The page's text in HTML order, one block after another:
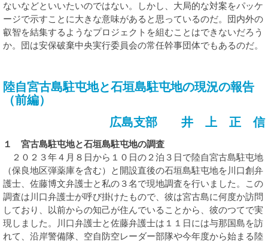
ないなどといいたいのではない。しかし、大局的な対案をパッケ
ージで示すことに大きな意味があると思っているのだ。団内外の
叡智を結集するようなプロジェクトを組むことはできないだろう
か。団は安保破棄中央実行委員会の常任幹事団体でもあるのだ。
陸自宮古島駐屯地と石垣島駐屯地の現況の報告
（前編）
広島支部 井 上 正 信
１ 宮古島駐屯地と石垣島駐屯地の調査
２０２３年４月８日から１０日の２泊３日で陸自宮古島駐屯地
（保良地区弾薬庫を含む）と開設直後の石垣島駐屯地を川口創弁
護士、佐藤博文弁護士と私の３名で現地調査を行いました。この
調査は川口弁護士が呼び掛けたもので、彼は宮古島に何度か訪問
しており、以前からの知己が住んでいることから、彼のつてで実
現しました。川口弁護士と佐藤弁護士は１１日には与那国島を訪
れて、沿岸警備隊、空自防空レーダー部隊や今年度から始まる陸